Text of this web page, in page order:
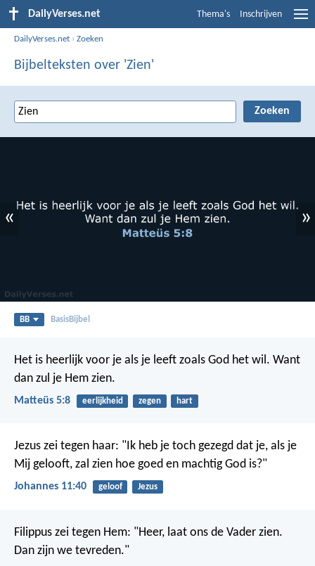
DailyVerses.net Thema's Inschrijven
DailyVerses.net ›Zoeken
Bijbelteksten over 'Zien'
« »
BB BasisBijbel
Het is heerlijk voor je als je leeft zoals God het wil. Want
dan zul je Hem zien.
Matteüs 5:8 eerlijkheid zegen hart
Jezus zei tegen haar: "Ik heb je toch gezegd dat je, als je
Mij gelooft, zal zien hoe goed en machtig God is?"
Johannes 11:40 geloof Jezus
Filippus zei tegen Hem: "Heer, laat ons de Vader zien.
Dan zijn we tevreden."